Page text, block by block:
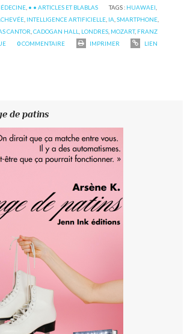
• • ARTICLES ET BLABLAS TAGS : HUAWAEI
INTELLIGENCE ARTIFICIELLE IA ,SMARTPHONE
CANTOR ,CADOGAN HALL LONDRES MOZART, FRANZ
0COMMENTAIRE IMPRIMER
LIEN
de patins